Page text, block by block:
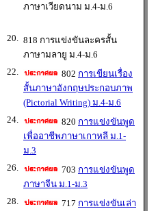
ภาษาเวียดนาม ม.4-ม.6
20.
818 การแข่งขันละครสั้น
ภาษามลายู ม.4-ม.6
22. 802 การเขียนเรื่อง
สั้นภาษาอังกฤษประกอบภาพ
(Pictorial Writing) ม.4-ม.6
24. 820 การแข่งขันพูด
เพื่ออาชีพภาษาเกาหลี ม.1-
ม.3
26. 703 การแข่งขันพูด
ภาษาจีน ม.1-ม.3
28. 717 การแข่งขันเล่า